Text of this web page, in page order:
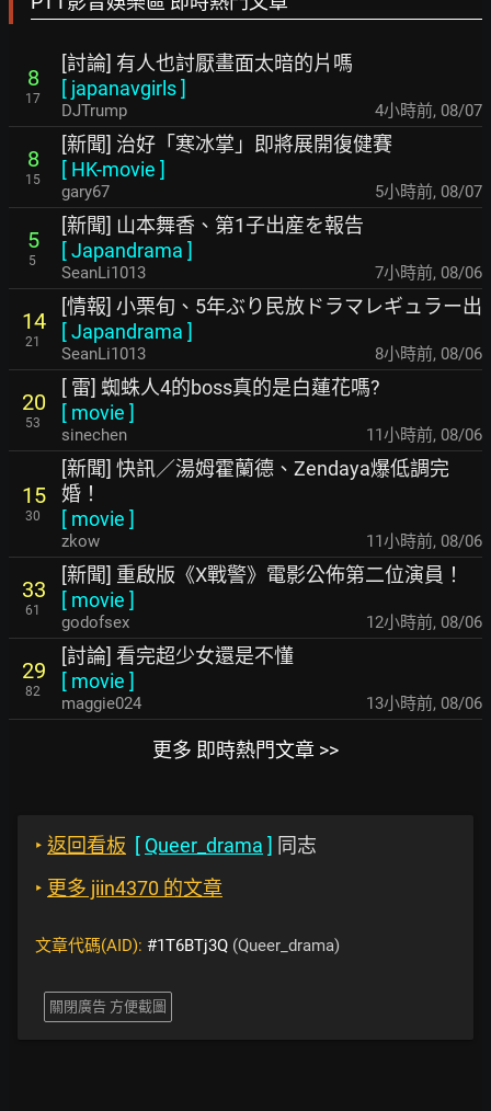
8
17
[討論] 有人也討厭畫面太暗的片嗎
[ japanavgirls]
DJTrump 4小時前, 08/07
8
15
[新聞] 治好「寒冰掌」即將展開復健賽
[ HK-movie ]
gary67 5小時前, 08/07
5
5
[新聞] 山本舞香、第1子出産を報告
[Japandrama ]
SeanLi1013 7小時前, 08/06
14
21
[情報] 小栗旬、5年ぶり民放ドラマレギュラー出
[Japandrama ]
SeanLi1013 8小時前, 08/06
20
53
[ 雷] 蜘蛛人4的boss真的是白蓮花嗎?
[ movie ]
sinechen 11小時前, 08/06
15
30
[新聞] 快訊／湯姆霍蘭德、Zendaya爆低調完
婚！
[ movie ]
zkow 11小時前, 08/06
33
61
[新聞] 重啟版《X戰警》電影公佈第二位演員！
[ movie ]
godofsex 12小時前, 08/06
29
82
[討論] 看完超少女還是不懂
[ movie ]
maggie024 13小時前, 08/06
更多 即時熱門文章 >>
‣ 返回看板 [ Queer_drama ] 同志
‣ 更多 jiin4370 的文章
文章代碼(AID): #1T6BTj3Q (Queer_drama)
關閉廣告 方便截圖